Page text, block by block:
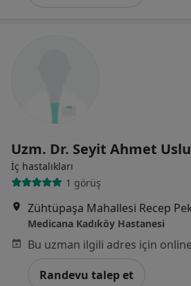
Uzm. Dr. Seyit Ahmet Uslu
İç hastalıkları
1 görüş
Medicana Kadıköy Hastanesi
Randevu talep et